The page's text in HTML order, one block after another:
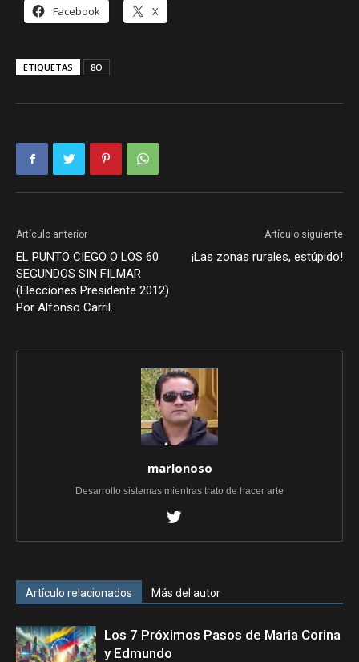
Facebook X
ETIQUETAS 8O
Artículo anterior
EL PUNTO CIEGO O LOS 60
SEGUNDOS SIN FILMAR
(Elecciones Presidente 2012)
Por Alfonso Carril.
Artículo siguiente
¡Las zonas rurales, estúpido!
marlonoso
Desarrollo sistemas mientras trato de hacer arte
Artículo relacionados Más del autor
Los 7 Próximos Pasos de Maria Corina
y Edmundo